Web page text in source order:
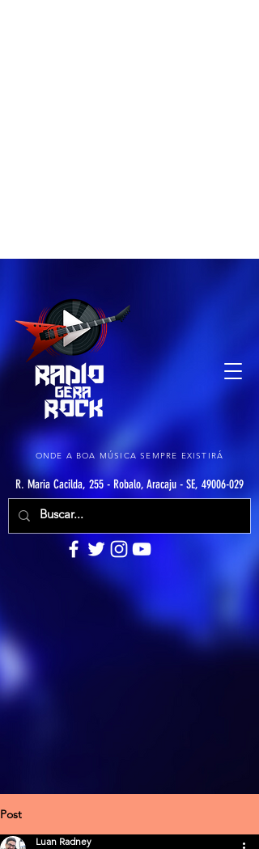
ONDE A BOA MÚSICA SEMPRE EXISTIRÁ
R. Maria Cacilda, 255 - Robalo, Aracaju - SE, 49006-029
Post
Luan Radney